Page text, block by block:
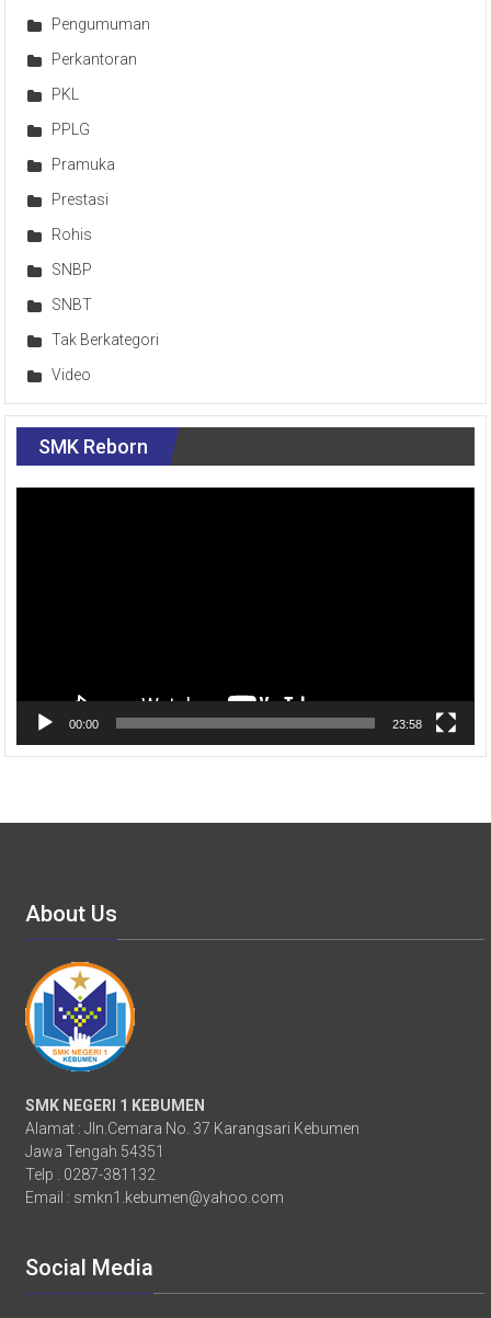
Pengumuman
Perkantoran
PKL
PPLG
Pramuka
Prestasi
Rohis
SNBP
SNBT
Tak Berkategori
Video
SMK Reborn
00:00 23:58
About Us
SMK NEGERI 1 KEBUMEN
Alamat : Jln.Cemara No. 37 Karangsari Kebumen
Jawa Tengah 54351
Telp . 0287-381132
Email : smkn1.kebumen@yahoo.com
Social Media